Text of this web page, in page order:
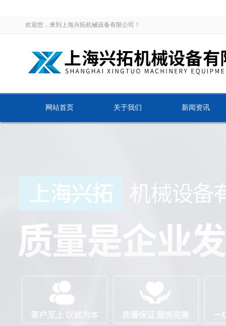
欢迎您，来到上海兴拓机械设备有限公司！
网站首页 关于我们 新闻资讯